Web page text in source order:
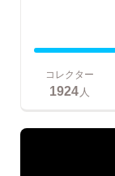
コレクター
1924 人